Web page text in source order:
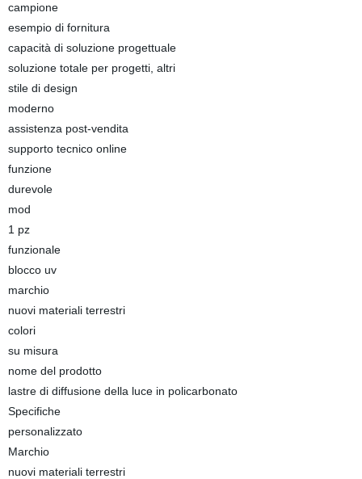
campione
esempio di fornitura
capacità di soluzione progettuale
soluzione totale per progetti, altri
stile di design
moderno
assistenza post-vendita
supporto tecnico online
funzione
durevole
mod
1 pz
funzionale
blocco uv
marchio
nuovi materiali terrestri
colori
su misura
nome del prodotto
lastre di diffusione della luce in policarbonato
Specifiche
personalizzato
Marchio
nuovi materiali terrestri